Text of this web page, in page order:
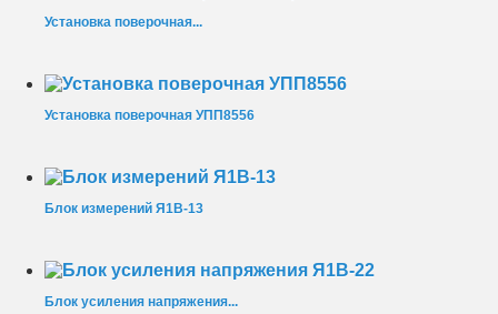
Установка поверочная...
Установка поверочная УПП8556
Блок измерений Я1В-13
Блок усиления напряжения...